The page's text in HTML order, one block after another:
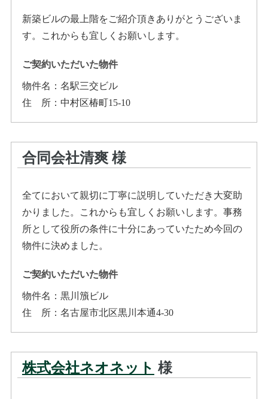
新築ビルの最上階をご紹介頂きありがとうございま
す。これからも宜しくお願いします。
ご契約いただいた物件
物件名： 名駅三交ビル
住所
： 中村区椿町15-10
合同会社清爽様
全てにおいて親切に丁寧に説明していただき大変助
かりました。これからも宜しくお願いします。事務
所として役所の条件に十分にあっていたため今回の
物件に決めました。
ご契約いただいた物件
物件名： 黒川籏ビル
住所
： 名古屋市北区黒川本通4-30
株式会社ネオネット 様